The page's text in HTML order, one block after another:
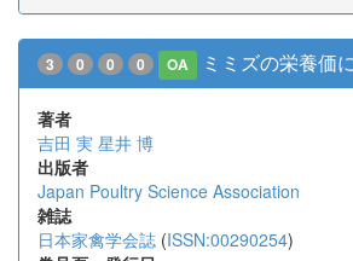
3 0 0 0 OA ミミズの栄養価
著者
吉田 実 星井 博
出版者
Japan Poultry Science Association
雑誌
日本家禽学会誌 (ISSN:00290254)